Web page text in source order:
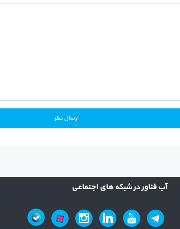
آب فناور در شبکه های اجتماعی